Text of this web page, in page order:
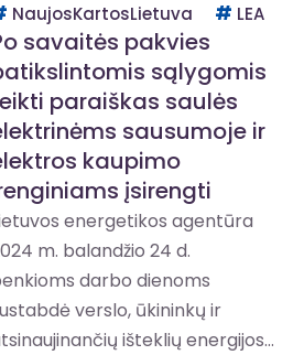
NaujosKartosLietuva
LEA
savaitės pakvies
sąlygomis
paraiškas saulės
sausumoje ir
kaupimo
įsirengti
energetikos agentūra
m. balandžio 24 d.
darbo dienoms
verslo, ūkininkų ir
išteklių energijos...